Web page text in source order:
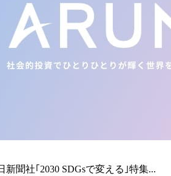
新聞社｢2030 SDGsで変える｣特集...